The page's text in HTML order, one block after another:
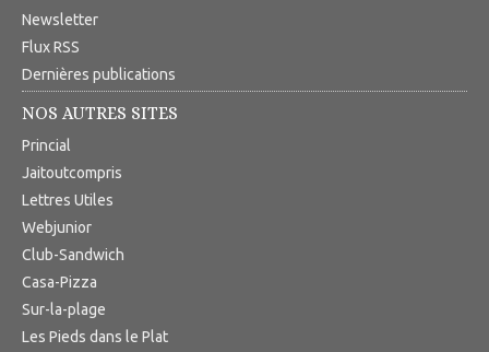
Newsletter
Flux RSS
Dernières publications
NOS AUTRES SITES
Princial
Jaitoutcompris
Lettres Utiles
Webjunior
Club-Sandwich
Casa-Pizza
Sur-la-plage
Les Pieds dans le Plat